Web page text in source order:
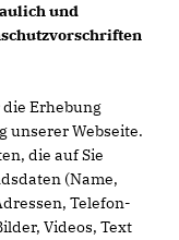
und
Erhebung
unserer Webseite.
die auf Sie
(Name,
Telefon-
Videos, Text